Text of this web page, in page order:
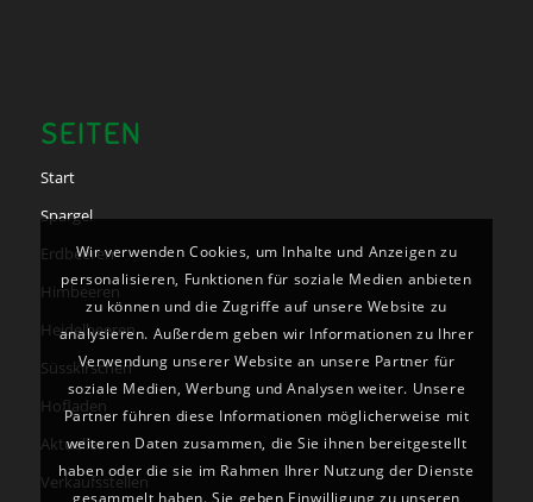
SEITEN
Start
Spargel
Erdbeeren
Himbeeren
Heidelbeeren
Süsskirschen
Hofladen
Aktuelles
Verkaufsstellen
Wir verwenden Cookies, um Inhalte und Anzeigen zu
personalisieren, Funktionen für soziale Medien anbieten
zu können und die Zugriffe auf unsere Website zu
analysieren. Außerdem geben wir Informationen zu Ihrer
Verwendung unserer Website an unsere Partner für
soziale Medien, Werbung und Analysen weiter. Unsere
Partner führen diese Informationen möglicherweise mit
weiteren Daten zusammen, die Sie ihnen bereitgestellt
haben oder die sie im Rahmen Ihrer Nutzung der Dienste
gesammelt haben. Sie geben Einwilligung zu unseren